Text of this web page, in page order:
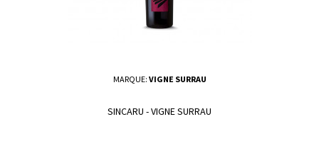
MARQUE: VIGNE SURRAU
SINCARU - VIGNE SURRAU